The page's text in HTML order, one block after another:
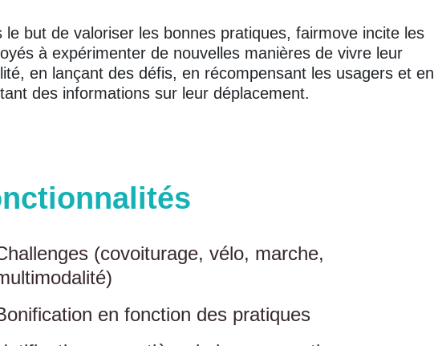
le but de valoriser les bonnes pratiques, fairmove incite les
à expérimenter de nouvelles manières de vivre leur
en lançant des défis, en récompensant les usagers et en
des informations sur leur déplacement.
(covoiturage, vélo, marche,
en fonction des pratiques